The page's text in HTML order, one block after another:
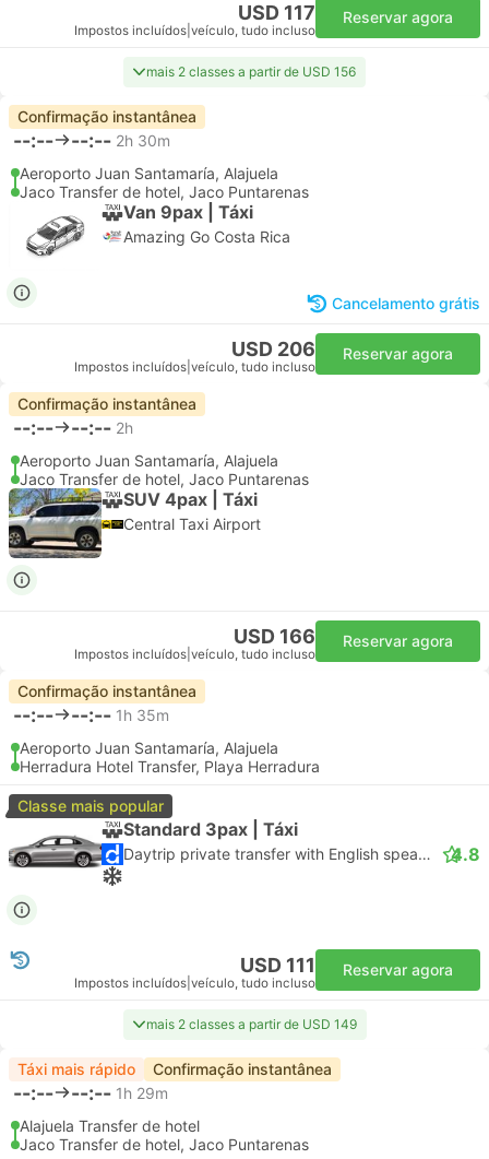
USD 117
Impostos incluídos veículo, tudo incluso
Reservar agora
mais 2 classes a partir de USD 156
Confirmação instantânea
--:-- --:-- 2h 30m
Aeroporto Juan Santamaría, Alajuela
Jaco Transfer de hotel, Jaco Puntarenas
Van 9pax | Táxi
Amazing Go Costa Rica
Cancelamento grátis
USD 206
Impostos incluídos veículo, tudo incluso
Reservar agora
Confirmação instantânea
--:-- --:-- 2h
Aeroporto Juan Santamaría, Alajuela
Jaco Transfer de hotel, Jaco Puntarenas
SUV 4pax | Táxi
Central Taxi Airport
USD 166
Impostos incluídos veículo, tudo incluso
Reservar agora
Confirmação instantânea
--:-- --:-- 1h 35m
Aeroporto Juan Santamaría, Alajuela
Herradura Hotel Transfer, Playa Herradura
Classe mais popular
Standard 3pax | Táxi
Daytrip private transfer with English speaking driver 4.8
USD 111
Impostos incluídos veículo, tudo incluso
Reservar agora
mais 2 classes a partir de USD 149
Táxi mais rápido Confirmação instantânea
--:-- --:-- 1h 29m
Alajuela Transfer de hotel
Jaco Transfer de hotel, Jaco Puntarenas